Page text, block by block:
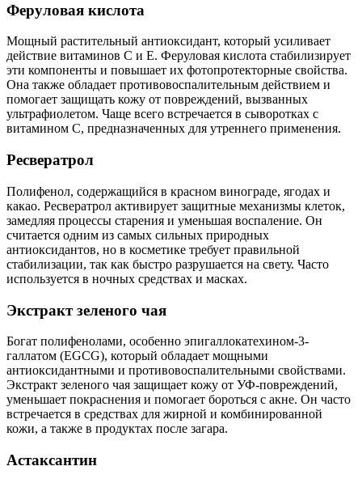
Феруловая кислота
Мощный растительный антиоксидант, который усиливает
действие витаминов C и E. Феруловая кислота стабилизирует
эти компоненты и повышает их фотопротекторные свойства.
Она также обладает противовоспалительным действием и
помогает защищать кожу от повреждений, вызванных
ультрафиолетом. Чаще всего встречается в сыворотках с
витамином C, предназначенных для утреннего применения.
Ресвератрол
Полифенол, содержащийся в красном винограде, ягодах и
какао. Ресвератрол активирует защитные механизмы клеток,
замедляя процессы старения и уменьшая воспаление. Он
считается одним из самых сильных природных
антиоксидантов, но в косметике требует правильной
стабилизации, так как быстро разрушается на свету. Часто
используется в ночных средствах и масках.
Экстракт зеленого чая
Богат полифенолами, особенно эпигаллокатехином-3-
галлатом (EGCG), который обладает мощными
антиоксидантными и противовоспалительными свойствами.
Экстракт зеленого чая защищает кожу от УФ-повреждений,
уменьшает покраснения и помогает бороться с акне. Он часто
встречается в средствах для жирной и комбинированной
кожи, а также в продуктах после загара.
Астаксантин